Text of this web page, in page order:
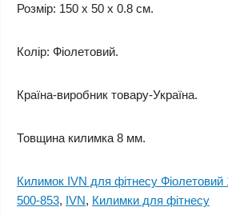
Розмір: 150 х 50 х 0.8 см.
Колір: Фіолетовий.
Країна-виробник товару-Україна.
Товщина килимка 8 мм.
Килимок IVN для фітнесу Фіолетовий
500-853, IVN, Килимки для фітнесу